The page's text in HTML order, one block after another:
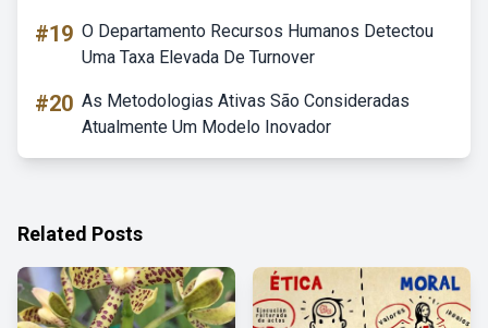
#19 O Departamento Recursos Humanos Detectou
Uma Taxa Elevada De Turnover
#20 As Metodologias Ativas São Consideradas
Atualmente Um Modelo Inovador
Related Posts